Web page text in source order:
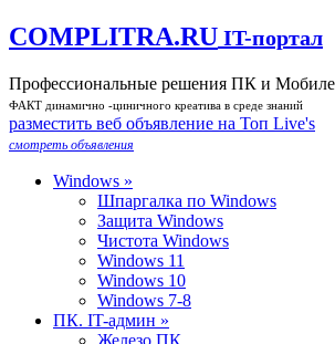
COMPLITRA.RU IT-портал
Профессиональные решения ПК и
ФАКТ динамично -циничного креатива в среде знаний
разместить веб объявление на Toп Live's
смотреть объявления
Windows »
Шпаргалка по Windows
Защита Windows
Чистота Windows
Windows 11
Windows 10
Windows 7-8
ПК. IT-админ »
Железо ПК